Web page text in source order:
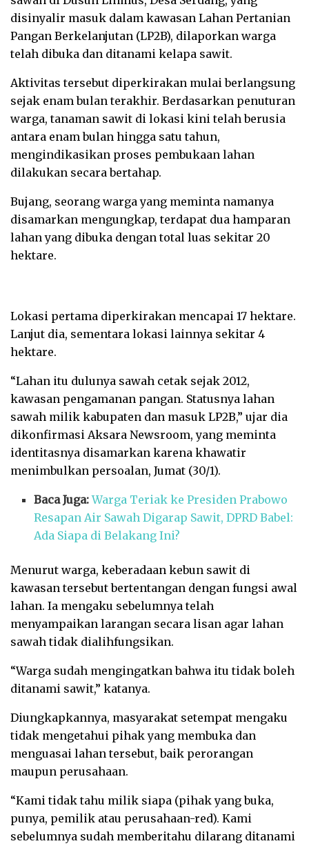
disinyalir masuk dalam kawasan Lahan Pertanian
Pangan Berkelanjutan (LP2B), dilaporkan warga
telah dibuka dan ditanami kelapa sawit.
Aktivitas tersebut diperkirakan mulai berlangsung
sejak enam bulan terakhir. Berdasarkan penuturan
warga, tanaman sawit di lokasi kini telah berusia
antara enam bulan hingga satu tahun,
mengindikasikan proses pembukaan lahan
dilakukan secara bertahap.
Bujang, seorang warga yang meminta namanya
disamarkan mengungkap, terdapat dua hamparan
lahan yang dibuka dengan total luas sekitar 20
hektare.
Lokasi pertama diperkirakan mencapai 17 hektare.
Lanjut dia, sementara lokasi lainnya sekitar 4
hektare.
“Lahan itu dulunya sawah cetak sejak 2012,
kawasan pengamanan pangan. Statusnya lahan
sawah milik kabupaten dan masuk LP2B,” ujar dia
dikonfirmasi Aksara Newsroom, yang meminta
identitasnya disamarkan karena khawatir
menimbulkan persoalan, Jumat (30/1).
Baca Juga:Warga Teriak ke Presiden Prabowo
Resapan Air Sawah Digarap Sawit, DPRD Babel:
Ada Siapa di Belakang Ini?
Menurut warga, keberadaan kebun sawit di
kawasan tersebut bertentangan dengan fungsi awal
lahan. Ia mengaku sebelumnya telah
menyampaikan larangan secara lisan agar lahan
sawah tidak dialihfungsikan.
“Warga sudah mengingatkan bahwa itu tidak boleh
ditanami sawit,” katanya.
Diungkapkannya, masyarakat setempat mengaku
tidak mengetahui pihak yang membuka dan
menguasai lahan tersebut, baik perorangan
maupun perusahaan.
“Kami tidak tahu milik siapa (pihak yang buka,
punya, pemilik atau perusahaan-red). Kami
sebelumnya sudah memberitahu dilarang ditanami